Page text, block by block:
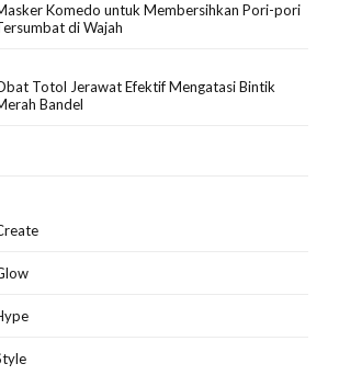
Komedo untuk Membersihkan Pori-pori
di Wajah
Totol Jerawat Efektif Mengatasi Bintik
Bandel